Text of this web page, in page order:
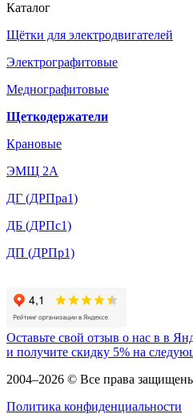
Каталог
Щётки для электродвигателей
Электрографитовые
Меднографитовые
Щеткодержатели
Крановые
ЭМЩ 2А
ДГ (ДРПра1)
ДБ (ДРПс1)
ДП (ДРПр1)
Оставьте свой отзыв о нас в в
и получите скидку 5% на
2004–2026 © Все права
Политика конфиденциальности